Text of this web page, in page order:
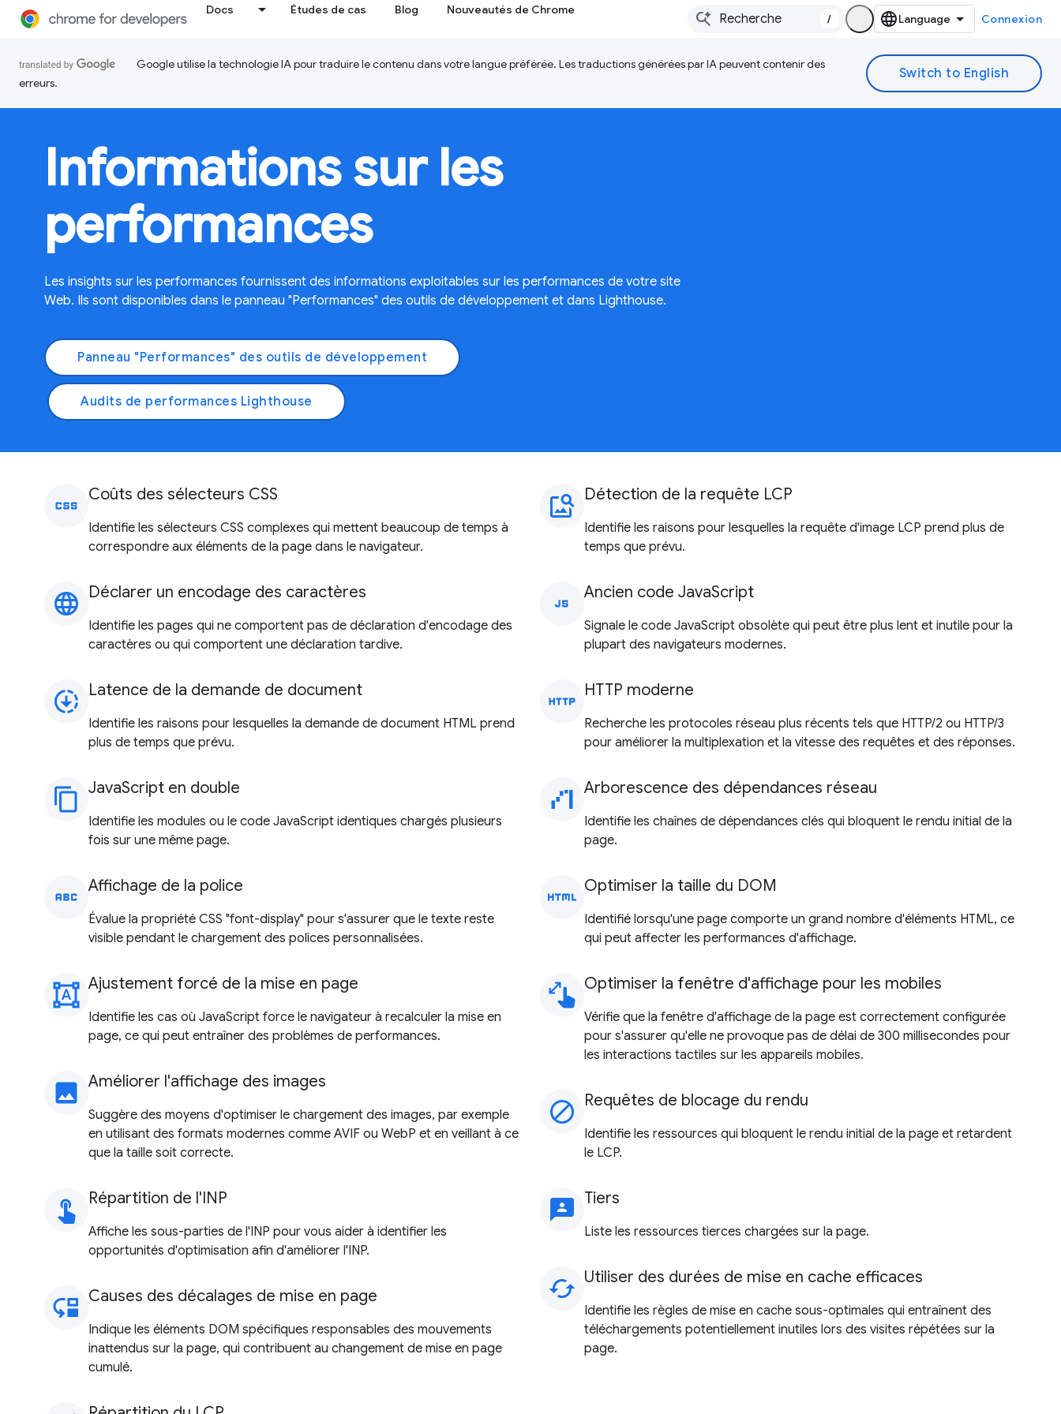
Docs Études de cas Blog Nouveautés de Chrome
/ Connexion
Google utilise la technologie IA pour traduire le contenu dans votre langue préférée. Les traductions générées par IA peuvent contenir des
erreurs.
Informations sur les
performances
Les insights sur les performances fournissent des informations exploitables sur les performances de votre site
Web. Ils sont disponibles dans le panneau "Performances" des outils de développement et dans Lighthouse.
Panneau "Performances" des outils de développement
Audits de performances Lighthouse
css Coûts des sélecteurs CSS
Identifie les sélecteurs CSS complexes qui mettent beaucoup de temps à
correspondre aux éléments de la page dans le navigateur.
language Déclarer un encodage des caractères
Identifie les pages qui ne comportent pas de déclaration d'encodage des
caractères ou qui comportent une déclaration tardive.
downloading Latence de la demande de document
Identifie les raisons pour lesquelles la demande de document HTML prend
plus de temps que prévu.
content_copy JavaScript en double
Identifie les modules ou le code JavaScript identiques chargés plusieurs
fois sur une même page.
abc Affichage de la police
Évalue la propriété CSS "font-display" pour s'assurer que le texte reste
visible pendant le chargement des polices personnalisées.
format_shapes Ajustement forcé de la mise en page
Identifie les cas où JavaScript force le navigateur à recalculer la mise en
page, ce qui peut entraîner des problèmes de performances.
image Améliorer l'affichage des images
Suggère des moyens d'optimiser le chargement des images, par exemple
en utilisant des formats modernes comme AVIF ou WebP et en veillant à ce
que la taille soit correcte.
touch_app Répartition de l'INP
Affiche les sous-parties de l'INP pour vous aider à identifier les
opportunités d'optimisation afin d'améliorer l'INP.
move_down Causes des décalages de mise en page
Indique les éléments DOM spécifiques responsables des mouvements
inattendus sur la page, qui contribuent au changement de mise en page
cumulé.
image_search Détection de la requête LCP
Identifie les raisons pour lesquelles la requête d'image LCP prend plus de
temps que prévu.
javascript Ancien code JavaScript
Signale le code JavaScript obsolète qui peut être plus lent et inutile pour la
plupart des navigateurs modernes.
http HTTP moderne
Recherche les protocoles réseau plus récents tels que HTTP/2 ou HTTP/3
pour améliorer la multiplexation et la vitesse des requêtes et des réponses.
waterfall_chart Arborescence des dépendances réseau
Identifie les chaînes de dépendances clés qui bloquent le rendu initial de la
page.
html Optimiser la taille du DOM
Identifié lorsqu'une page comporte un grand nombre d'éléments HTML, ce
qui peut affecter les performances d'affichage.
pinch Optimiser la fenêtre d'affichage pour les mobiles
Vérifie que la fenêtre d'affichage de la page est correctement configurée
pour s'assurer qu'elle ne provoque pas de délai de 300 millisecondes pour
les interactions tactiles sur les appareils mobiles.
block Requêtes de blocage du rendu
Identifie les ressources qui bloquent le rendu initial de la page et retardent
le LCP.
3p Tiers
Liste les ressources tierces chargées sur la page.
cached Utiliser des durées de mise en cache efficaces
Identifie les règles de mise en cache sous-optimales qui entraînent des
téléchargements potentiellement inutiles lors des visites répétées sur la
page.